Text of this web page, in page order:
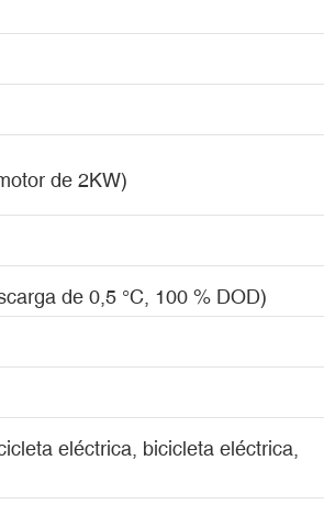
de 2KW)
de 0,5 °C, 100 % DOD)
eléctrica, bicicleta eléctrica,